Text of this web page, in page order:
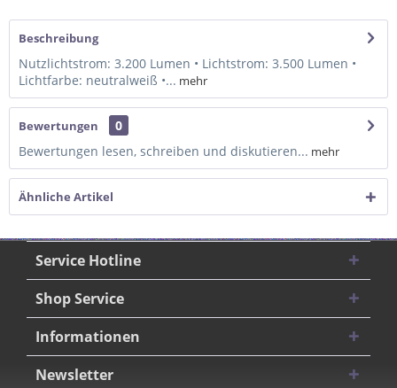
Beschreibung
Nutzlichtstrom: 3.200 Lumen • Lichtstrom: 3.500 Lumen •
Lichtfarbe: neutralweiß •... mehr
Bewertungen
0
Bewertungen lesen, schreiben und diskutieren... mehr
Ähnliche Artikel
Service Hotline
Shop Service
Informationen
Newsletter